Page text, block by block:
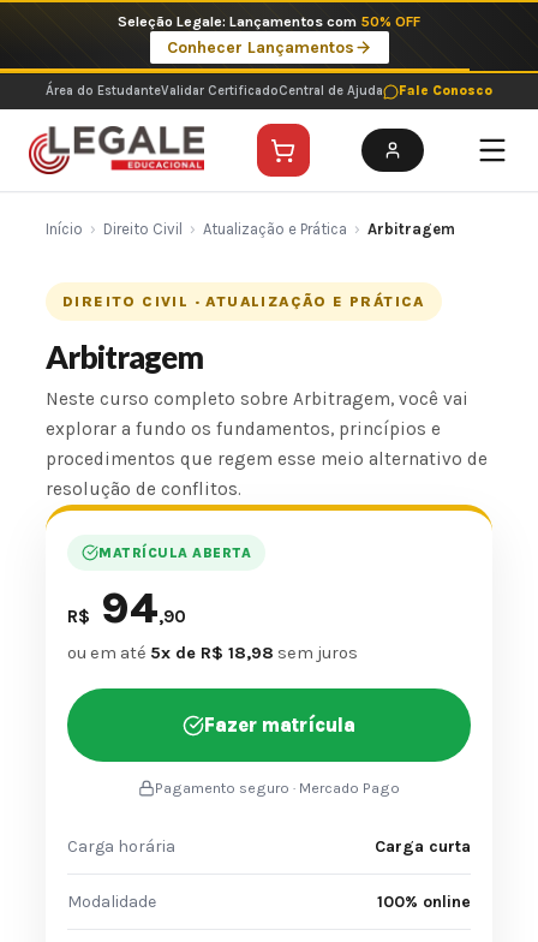
o
conteúdo
Seleção Legale: Lançamentos com 50% OFF
Conhecer Lançamentos
Área do EstudanteValidar CertificadoCentral de Ajuda Fale Conosco
Início › Direito Civil › Atualização e Prática › Arbitragem
DIREITO CIVIL · ATUALIZAÇÃO E PRÁTICA
Arbitragem
Neste curso completo sobre Arbitragem, você vai
explorar a fundo os fundamentos, princípios e
procedimentos que regem esse meio alternativo de
resolução de conflitos.
MATRÍCULA ABERTA
R$ 94,90
ou em até 5x de R$ 18,98 sem juros
Fazer matrícula
Pagamento seguro · Mercado Pago
Carga horária Carga curta
Modalidade 100% online